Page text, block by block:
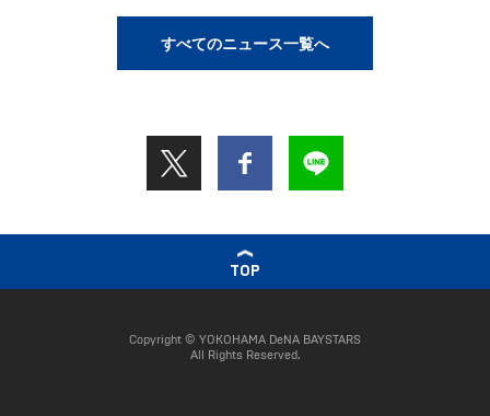
すべてのニュース一覧へ
TOP
Copyright © YOKOHAMA DeNA BAYSTARS
All Rights Reserved.